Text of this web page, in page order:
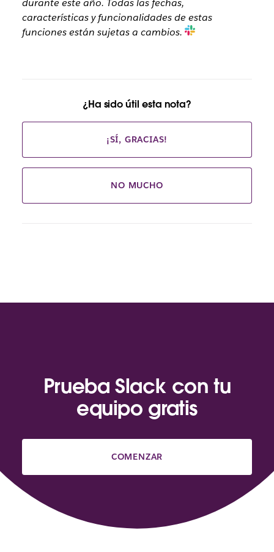
durante este año. Todas las fechas,
características y funcionalidades de estas
funciones están sujetas a cambios.
¿Ha sido útil esta nota?
¡SÍ, GRACIAS!
NO MUCHO
Prueba Slack con tu
equipo gratis
COMENZAR